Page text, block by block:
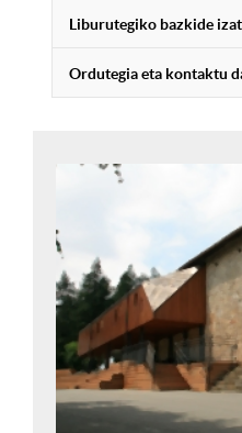
Liburutegiko bazkide
Ordutegia eta kontaktu